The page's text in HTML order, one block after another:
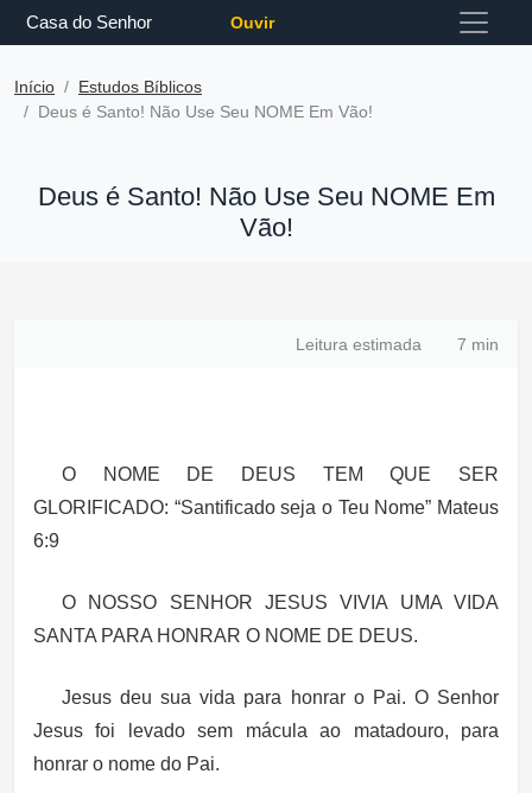
Casa do Senhor Ouvir
Início
Estudos Bíblicos
Deus é Santo! Não Use Seu NOME Em Vão!
Deus é Santo! Não Use Seu NOME Em
Vão!
Leitura estimada 7 min
O NOME DE DEUS TEM QUE SER
GLORIFICADO: “Santificado seja o Teu Nome” Mateus
6:9
O NOSSO SENHOR JESUS VIVIA UMA VIDA
SANTA PARA HONRAR O NOME DE DEUS.
Jesus deu sua vida para honrar o Pai. O Senhor
Jesus foi levado sem mácula ao matadouro, para
honrar o nome do Pai.